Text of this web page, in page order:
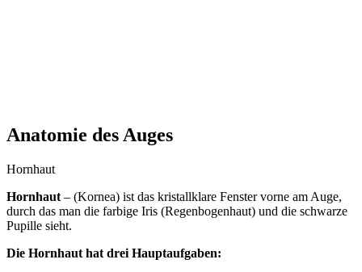
Anatomie des Auges
Hornhaut
Hornhaut – (Kornea) ist das kristallklare Fenster vorne am Auge,
durch das man die farbige Iris (Regenbogenhaut) und die schwarze
Pupille sieht.
Die Hornhaut hat drei Hauptaufgaben: